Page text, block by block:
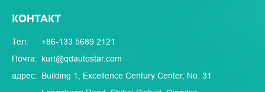
КОНТАКТ
Тел:
+86-133 5689 2121
Почта: kurt@qdautostar.com
адрес: Building 1, Excellence Century Center, No. 31